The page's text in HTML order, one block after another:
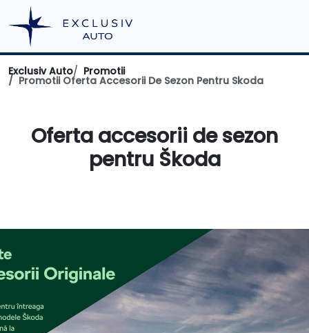
Exclusiv Auto Promotii
Promotii Oferta Accesorii De Sezon Pentru Skoda
Oferta accesorii de sezon
pentru Škoda